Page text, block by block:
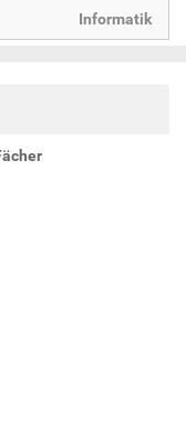
Informatik